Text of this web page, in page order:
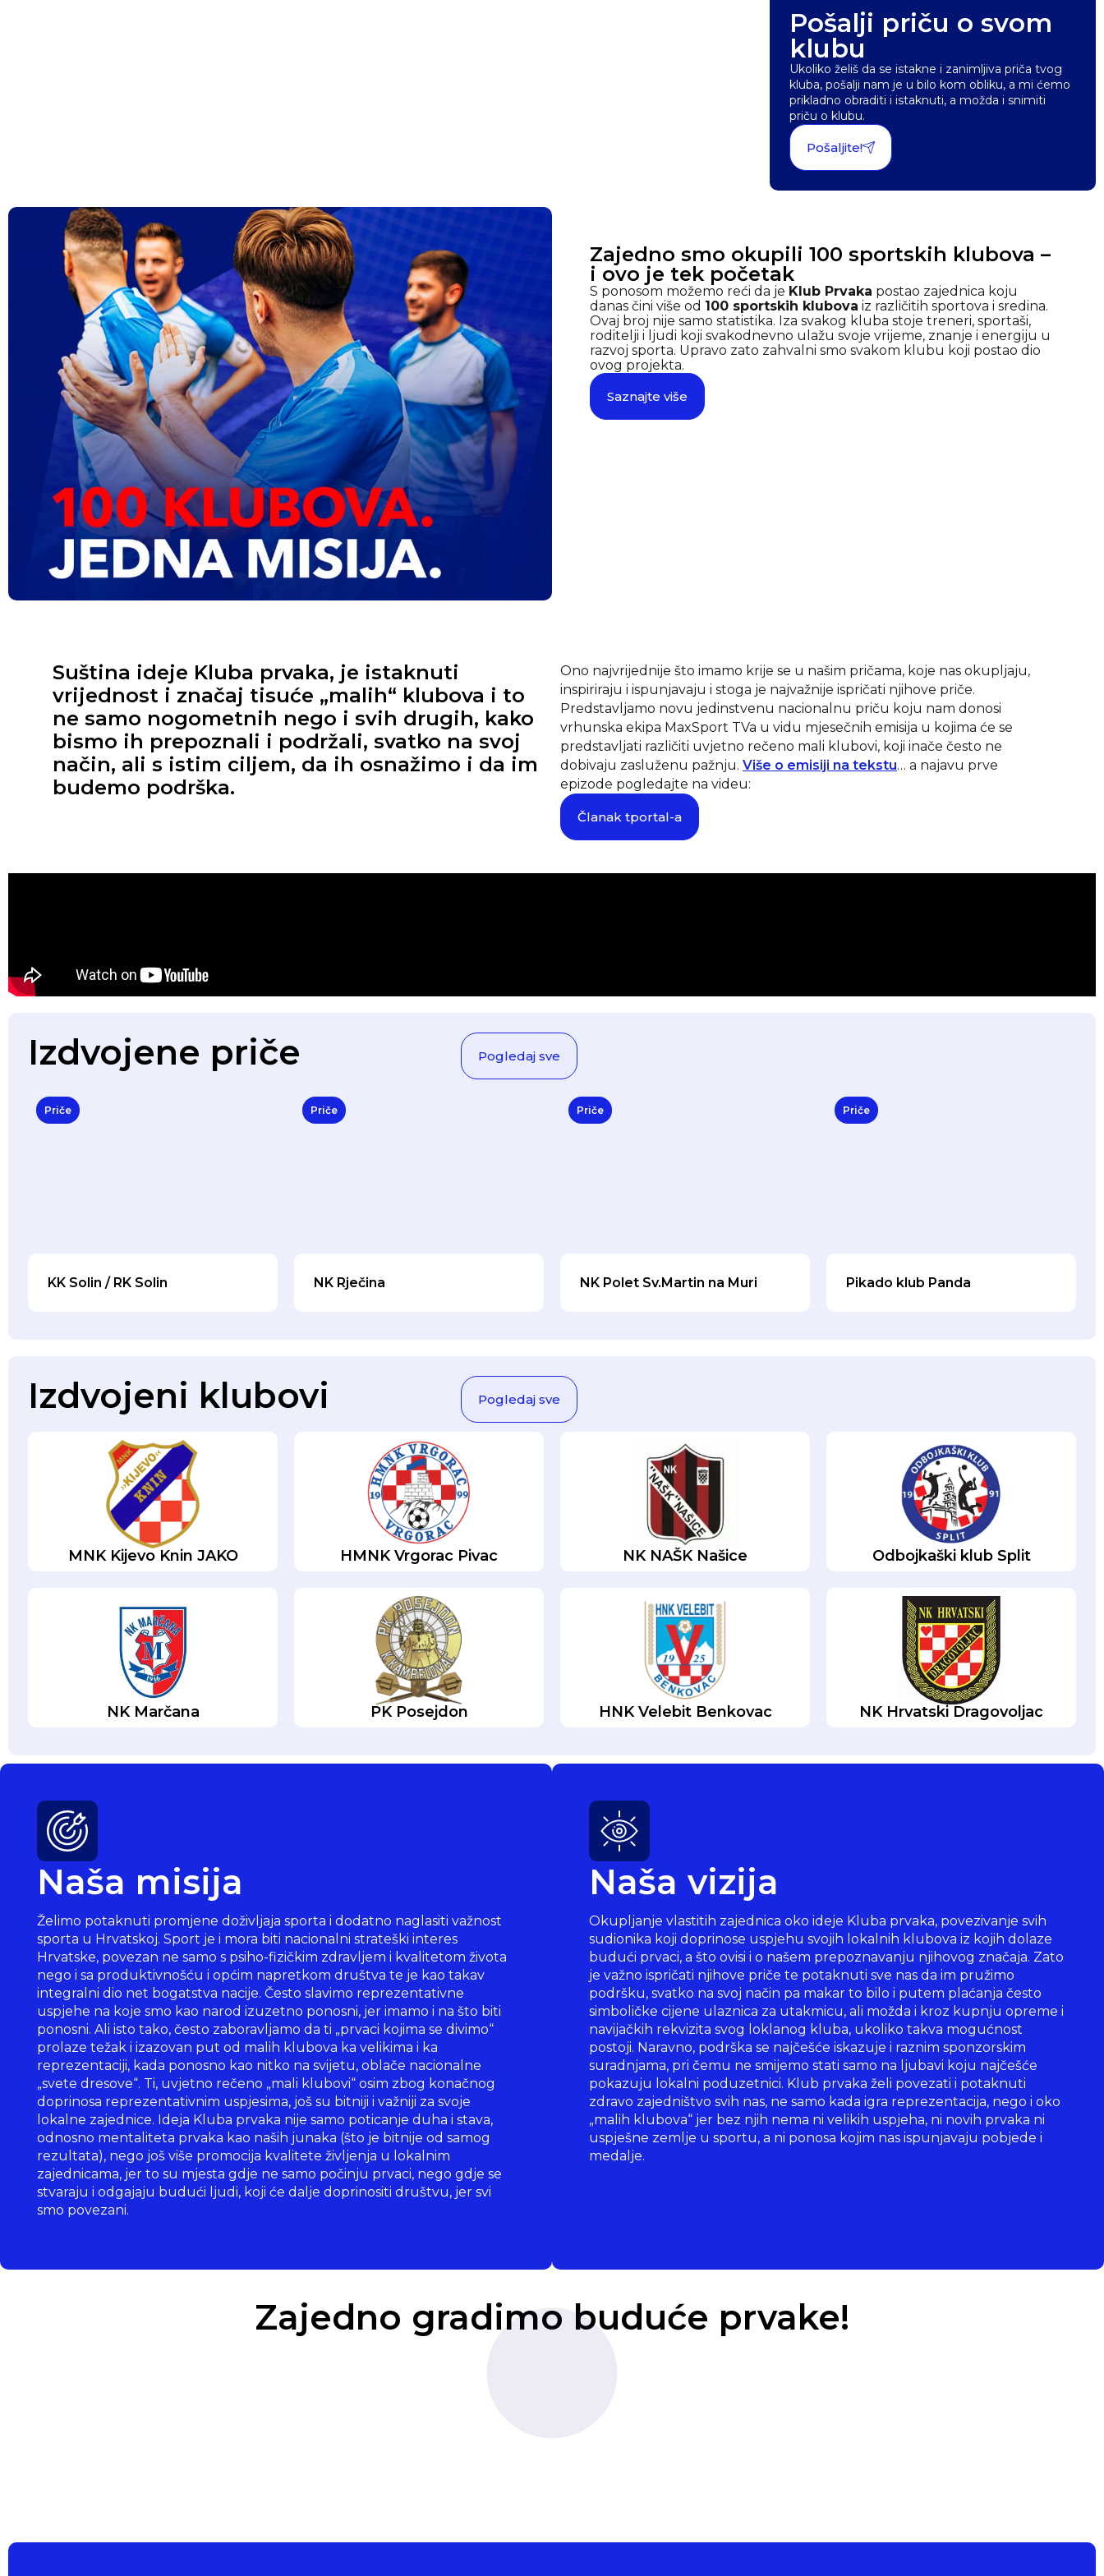
Pošalji priču o svom
klubu
Ukoliko želiš da se istakne i zanimljiva priča tvog
kluba, pošalji nam je u bilo kom obliku, a mi ćemo
prikladno obraditi i istaknuti, a možda i snimiti
priču o klubu.
Pošaljite!
Zajedno smo okupili 100 sportskih klubova –
i ovo je tek početak
S ponosom možemo reći da je Klub Prvaka postao zajednica koju
danas čini više od 100 sportskih klubova iz različitih sportova i sredina.
Ovaj broj nije samo statistika. Iza svakog kluba stoje treneri, sportaši,
roditelji i ljudi koji svakodnevno ulažu svoje vrijeme, znanje i energiju u
razvoj sporta. Upravo zato zahvalni smo svakom klubu koji ​postao dio
ovog projekta.
Saznajte više
Suština ideje Kluba prvaka, je istaknuti
vrijednost i značaj tisuće „malih“ klubova i to
ne samo nogometnih nego i svih drugih, kako
bismo ih prepoznali i podržali, svatko na svoj
način, ali s istim ciljem, da ih osnažimo i da im
budemo podrška.
Ono najvrijednije što imamo krije se u našim pričama, koje nas okupljaju,
inspiriraju i ispunjavaju i stoga je najvažnije ispričati njihove priče.
Predstavljamo novu jedinstvenu nacionalnu priču koju nam donosi
vrhunska ekipa MaxSport TVa u vidu mjesečnih emisija u kojima će se
predstavljati različiti uvjetno rečeno mali klubovi, koji inače često ne
dobivaju zasluženu pažnju. Više o emisiji na tekstu… a najavu prve
epizode pogledajte na videu:
Članak tportal-a
Izdvojene priče Pogledaj sve
Priče
KK Solin / RK Solin
Priče
NK Rječina
Priče
NK Polet Sv.Martin na Muri
Priče
Pikado klub Panda
Izdvojeni klubovi Pogledaj sve
MNK Kijevo Knin JAKO HMNK Vrgorac Pivac NK NAŠK Našice Odbojkaški klub Split
NK Marčana PK Posejdon HNK Velebit Benkovac NK Hrvatski Dragovoljac
Naša misija
Želimo potaknuti promjene doživljaja sporta i dodatno naglasiti važnost
sporta u Hrvatskoj. Sport je i mora biti nacionalni strateški interes
Hrvatske, povezan ne samo s psiho-fizičkim zdravljem i kvalitetom života
nego i sa produktivnošću i općim napretkom društva te je kao takav
integralni dio net bogatstva nacije. Često slavimo reprezentativne
uspjehe na koje smo kao narod izuzetno ponosni, jer imamo i na što biti
ponosni. Ali isto tako, često zaboravljamo da ti „prvaci kojima se divimo“
prolaze težak i izazovan put od malih klubova ka velikima i ka
reprezentaciji, kada ponosno kao nitko na svijetu, oblače nacionalne
„svete dresove“. Ti, uvjetno rečeno „mali klubovi“ osim zbog konačnog
doprinosa reprezentativnim uspjesima, još su bitniji i važniji za svoje
lokalne zajednice. Ideja Kluba prvaka nije samo poticanje duha i stava,
odnosno mentaliteta prvaka kao naših junaka (što je bitnije od samog
rezultata), nego još više promocija kvalitete življenja u lokalnim
zajednicama, jer to su mjesta gdje ne samo počinju prvaci, nego gdje se
stvaraju i odgajaju budući ljudi, koji će dalje doprinositi društvu, jer svi
smo povezani.
Naša vizija
Okupljanje vlastitih zajednica oko ideje Kluba prvaka, povezivanje svih
sudionika koji doprinose uspjehu svojih lokalnih klubova iz kojih dolaze
budući prvaci, a što ovisi i o našem prepoznavanju njihovog značaja. Zato
je važno ispričati njihove priče te potaknuti sve nas da im pružimo
podršku, svatko na svoj način pa makar to bilo i putem plaćanja često
simboličke cijene ulaznica za utakmicu, ali možda i kroz kupnju opreme i
navijačkih rekvizita svog loklanog kluba, ukoliko takva mogućnost
postoji. Naravno, podrška se najčešće iskazuje i raznim sponzorskim
suradnjama, pri čemu ne smijemo stati samo na ljubavi koju najčešće
pokazuju lokalni poduzetnici. Klub prvaka želi povezati i potaknuti
zdravo zajedništvo svih nas, ne samo kada igra reprezentacija, nego i oko
„malih klubova“ jer bez njih nema ni velikih uspjeha, ni novih prvaka ni
uspješne zemlje u sportu, a ni ponosa kojim nas ispunjavaju pobjede i
medalje.
Zajedno gradimo buduće prvake!